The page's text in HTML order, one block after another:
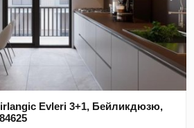
Evleri 3+1, Бейликдюзю,